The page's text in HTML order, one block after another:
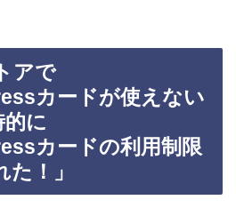
アで
カードが使えない
に
カードの利用制限
！」